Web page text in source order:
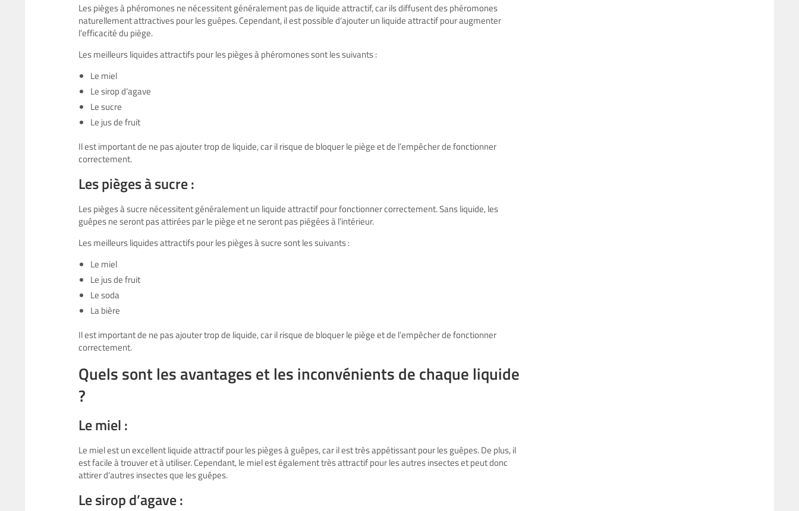
Les pièges à phéromones ne nécessitent généralement pas de liquide attractif, car ils diffusent des phéromones
naturellement attractives pour les guêpes. Cependant, il est possible d’ajouter un liquide attractif pour augmenter
l’efficacité du piège.
Les meilleurs liquides attractifs pour les pièges à phéromones sont les suivants :
Le miel
Le sirop d’agave
Le sucre
Le jus de fruit
Il est important de ne pas ajouter trop de liquide, car il risque de bloquer le piège et de l’empêcher de fonctionner
correctement.
Les pièges à sucre :
Les pièges à sucre nécessitent généralement un liquide attractif pour fonctionner correctement. Sans liquide, les
guêpes ne seront pas attirées par le piège et ne seront pas piégées à l’intérieur.
Les meilleurs liquides attractifs pour les pièges à sucre sont les suivants :
Le miel
Le jus de fruit
Le soda
La bière
Il est important de ne pas ajouter trop de liquide, car il risque de bloquer le piège et de l’empêcher de fonctionner
correctement.
Quels sont les avantages et les inconvénients de chaque liquide
?
Le miel :
Le miel est un excellent liquide attractif pour les pièges à guêpes, car il est très appétissant pour les guêpes. De plus, il
est facile à trouver et à utiliser. Cependant, le miel est également très attractif pour les autres insectes et peut donc
attirer d’autres insectes que les guêpes.
Le sirop d’agave :